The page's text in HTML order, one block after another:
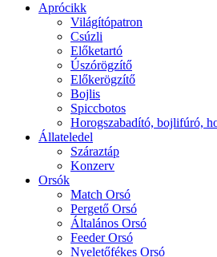
Aprócikk
Világítópatron
Csúzli
Előketartó
Úszórögzítő
Előkerögzítő
Bojlis
Spiccbotos
Horogszabadító, bojlifúró,
Állateledel
Száraztáp
Konzerv
Orsók
Match Orsó
Pergető Orsó
Általános Orsó
Feeder Orsó
Nyeletőfékes Orsó